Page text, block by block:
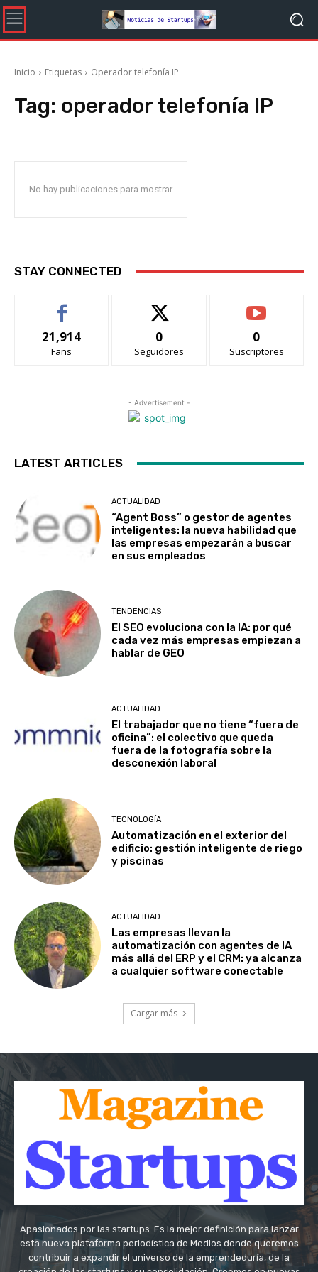
Inicio Etiquetas Operador telefonía IP
Tag: operador telefonía IP
No hay publicaciones para mostrar
STAY CONNECTED
21,914
Fans
0
Seguidores
0
Suscriptores
- Advertisement -
LATEST ARTICLES
ACTUALIDAD
“Agent Boss” o gestor de agentes
inteligentes: la nueva habilidad que
las empresas empezarán a buscar
en sus empleados
TENDENCIAS
El SEO evoluciona con la IA: por qué
cada vez más empresas empiezan a
hablar de GEO
ACTUALIDAD
El trabajador que no tiene “fuera de
oficina”: el colectivo que queda
fuera de la fotografía sobre la
desconexión laboral
TECNOLOGÍA
Automatización en el exterior del
edificio: gestión inteligente de riego
y piscinas
ACTUALIDAD
Las empresas llevan la
automatización con agentes de IA
más allá del ERP y el CRM: ya alcanza
a cualquier software conectable
Cargar más
Apasionados por las startups. Es la mejor definición para lanzar
esta nueva plataforma periodística de Medios donde queremos
contribuir a expandir el universo de la emprendeduría, de la